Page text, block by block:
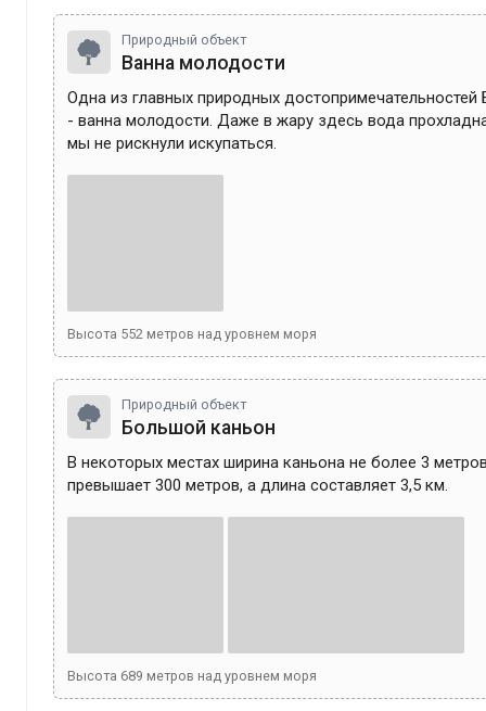
Природный объект
Ванна молодости
Одна из главных природных достопримечательностей
- ванна молодости. Даже в жару здесь вода
мы не рискнули искупаться.
Высота 552 метров над уровнем моря
Природный объект
Большой каньон
В некоторых местах ширина каньона не более 3
Высота 689 метров над уровнем моря